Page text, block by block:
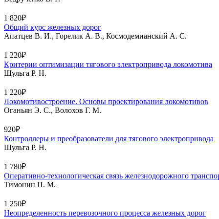
1 820₽
Общий курс железных дорог
Апатцев В. И., Горелик А. В., Космодемианский А. С.
1 220₽
Критерии оптимизации тягового электропривода локомотива
Шульга Р. Н.
1 220₽
Локомотивостроение. Основы проектирования локомотивов
Оганьян Э. С., Волохов Г. М.
920₽
Контроллеры и преобразователи для тягового электропривода
Шульга Р. Н.
1 780₽
Оперативно-технологическая связь железнодорожного
Тимонин П. М.
1 250₽
Неопределенность перевозочного процесса железных дорог